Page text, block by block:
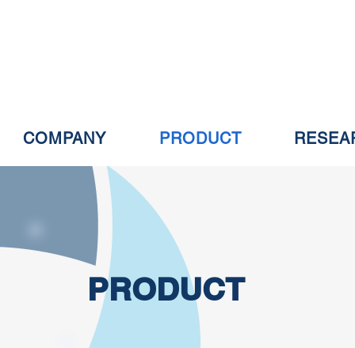
COMPANY PRODUCT
PRODUCT